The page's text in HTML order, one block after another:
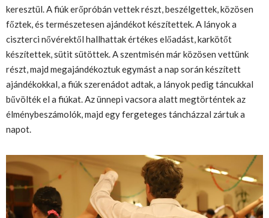
keresztül. A fiúk erőpróbán vettek részt, beszélgettek, közösen
főztek, és természetesen ajándékot készítettek. A lányok a
ciszterci nővérektől hallhattak értékes előadást, karkötőt
készítettek, sütit sütöttek. A szentmisén már közösen vettünk
részt, majd megajándékoztuk egymást a nap során készített
ajándékokkal, a fiúk szerenádot adtak, a lányok pedig táncukkal
bűvölték el a fiúkat. Az ünnepi vacsora alatt megtörténtek az
élménybeszámolók, majd egy fergeteges táncházzal zártuk a
napot.